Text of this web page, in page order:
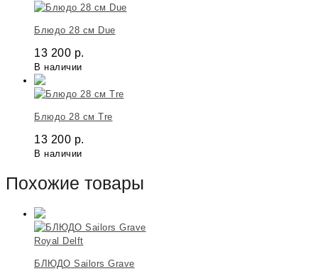
Блюдо 28 cм Due
13 200 р.
В наличии
Блюдо 28 cм Tre
13 200 р.
В наличии
Похожие товары
Royal Delft
БЛЮДО Sailors Grave